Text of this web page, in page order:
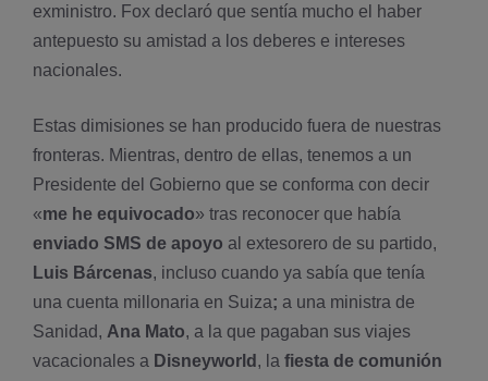
exministro. Fox declaró que sentía mucho el haber
antepuesto su amistad a los deberes e intereses
nacionales.
Estas dimisiones se han producido fuera de nuestras
fronteras. Mientras, dentro de ellas, tenemos a un
Presidente del Gobierno que se conforma con decir
«me he equivocado» tras reconocer que había
enviado SMS de apoyo al extesorero de su partido,
Luis Bárcenas, incluso cuando ya sabía que tenía
una cuenta millonaria en Suiza; a una ministra de
Sanidad, Ana Mato, a la que pagaban sus viajes
vacacionales a Disneyworld , la fiesta de comunión